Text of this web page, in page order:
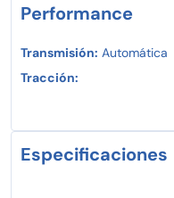
Performance
Transmisión: Automática
Tracción:
Especificaciones